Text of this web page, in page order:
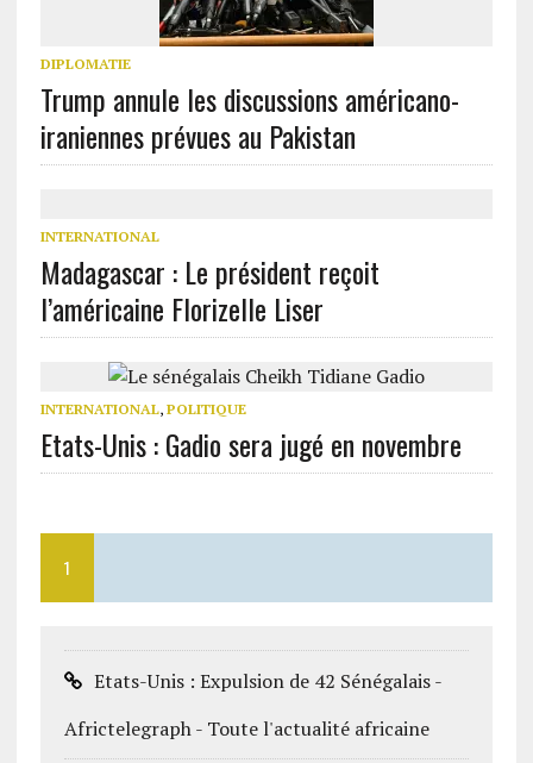
DIPLOMATIE
Trump annule les discussions américano-
iraniennes prévues au Pakistan
INTERNATIONAL
Madagascar : Le président reçoit
l’américaine Florizelle Liser
INTERNATIONAL, POLITIQUE
Etats-Unis : Gadio sera jugé en novembre
1
Etats-Unis : Expulsion de 42 Sénégalais -
Africtelegraph - Toute l'actualité africaine